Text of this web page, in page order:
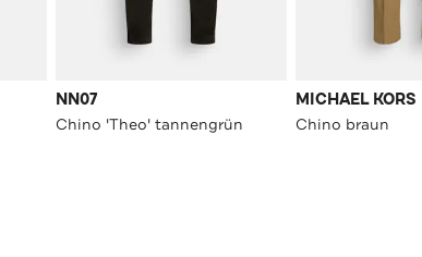
NN07
Chino 'Theo' tannengrün
MICHAEL KORS
Chino braun